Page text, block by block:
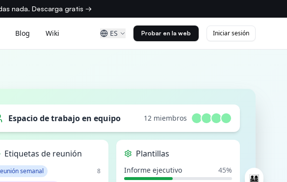
nada. Descarga gratis →
Blog Wiki ES Probar en la web Iniciar sesión
Espacio de trabajo en equipo 12 miembros
Etiquetas de reunión
semanal
8
Plantillas
Informe ejecutivo
45%